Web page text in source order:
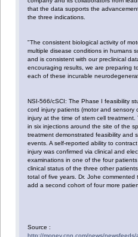
that the data supports the
the three indications.
"The consistent biological activity of
multiple disease conditions in humans
and is consistent with our preclinical
encouraging results, we are preparing
each of these incurable
NSI-566/cSCI: The Phase I feasibility
cord injury patients (motor and sensory
injury at the time of stem cell
in six injections around the site of the
treatment demonstrated feasibility and
events. A self-reported ability to
injury was confirmed via clinical and
examinations in one of the four
clinical status of the three other
total of five years. Dr. Johe
add a second cohort of four more
Source :
http://money.cnn.com/news/